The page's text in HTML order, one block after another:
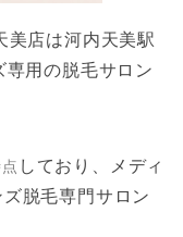
美店は河内天美駅
用の脱毛サロン
しており、メディ
脱毛専門サロン